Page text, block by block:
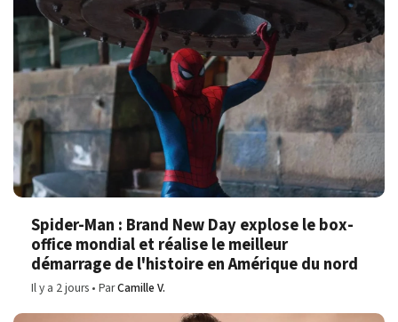
Spider-Man : Brand New Day explose le box-
office mondial et réalise le meilleur
démarrage de l'histoire en Amérique du nord
Il y a 2 jours ParCamille V.